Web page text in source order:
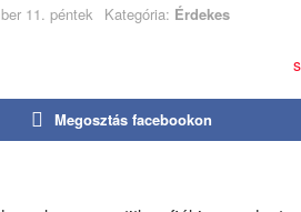
11. péntek Kategória: Érdekes
Megosztás facebookon